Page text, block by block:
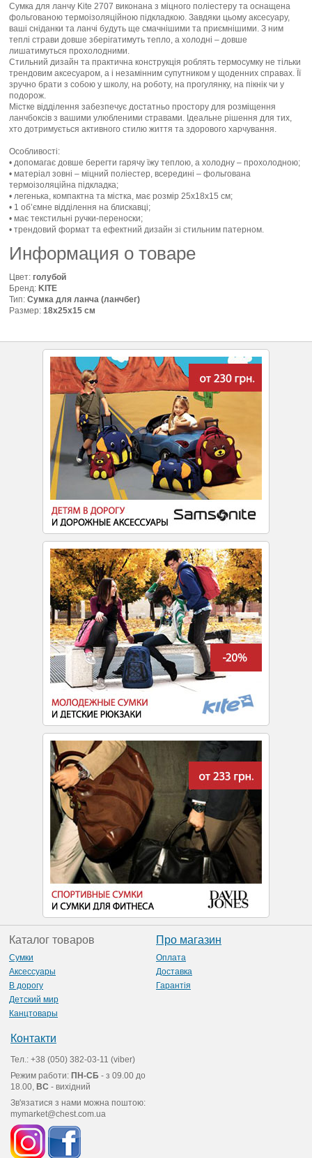
Сумка для ланчу Kite 2707 виконана з міцного поліестеру та оснащена
фольгованою термоізоляційною підкладкою. Завдяки цьому аксесуару,
ваші сніданки та ланчі будуть ще смачнішими та приємнішими. З ним
теплі страви довше зберігатимуть тепло, а холодні – довше
лишатимуться прохолодними.
Стильний дизайн та практична конструкція роблять термосумку не тільки
трендовим аксесуаром, а і незамінним супутником у щоденних справах. Її
зручно брати з собою у школу, на роботу, на прогулянку, на пікнік чи у
подорож.
Містке відділення забезпечує достатньо простору для розміщення
ланчбоксів з вашими улюбленими стравами. Ідеальне рішення для тих,
хто дотримується активного стилю життя та здорового харчування.
Особливості:
• допомагає довше берегти гарячу їжу теплою, а холодну – прохолодною;
• матеріал зовні – міцний поліестер, всередині – фольгована
термоізоляційна підкладка;
• легенька, компактна та містка, має розмір 25х18х15 см;
• 1 об’ємне відділення на блискавці;
• має текстильні ручки-переноски;
• трендовий формат та ефектний дизайн зі стильним патерном.
Информация о товаре
Цвет: голубой
Бренд: KITE
Тип: Сумка для ланча (ланчбег)
Размер: 18х25х15 см
Каталог товаров
Сумки
Аксессуары
В дорогу
Детский мир
Канцтовары
Про магазин
Оплата
Доставка
Гарантія
Контакти
Тел.: +38 (050) 382-03-11 (viber)
Режим работи: ПН-СБ - з 09.00 до
18.00, ВС - вихідний
Зв'язатися з нами можна поштою:
mymarket@chest.com.ua